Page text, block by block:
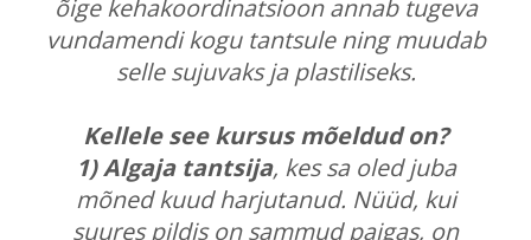
õige kehakoordinatsioon annab tugeva
vundamendi kogu tantsule ning muudab
selle sujuvaks ja plastiliseks.
Kellele see kursus mõeldud on?
1) Algaja tantsija, kes sa oled juba
mõned kuud harjutanud. Nüüd, kui
suures pildis on sammud paigas, on